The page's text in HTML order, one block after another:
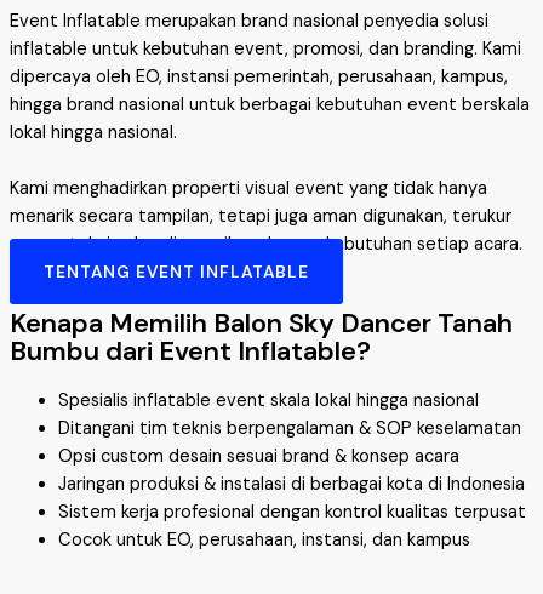
Event Inflatable merupakan brand nasional penyedia solusi
inflatable untuk kebutuhan event, promosi, dan branding. Kami
dipercaya oleh EO, instansi pemerintah, perusahaan, kampus,
hingga brand nasional untuk berbagai kebutuhan event berskala
lokal hingga nasional.
Kami menghadirkan properti visual event yang tidak hanya
menarik secara tampilan, tetapi juga aman digunakan, terukur
secara teknis, dan disesuaikan dengan kebutuhan setiap acara.
TENTANG EVENT INFLATABLE
Kenapa Memilih Balon Sky Dancer Tanah
Bumbu dari Event Inflatable?
Spesialis inflatable event skala lokal hingga nasional
Ditangani tim teknis berpengalaman & SOP keselamatan
Opsi custom desain sesuai brand & konsep acara
Jaringan produksi & instalasi di berbagai kota di Indonesia
Sistem kerja profesional dengan kontrol kualitas terpusat
Cocok untuk EO, perusahaan, instansi, dan kampus